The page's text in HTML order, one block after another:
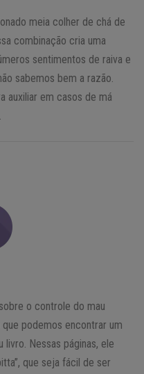
meia colher de chá de
combinação cria uma
sentimentos de raiva e
sabemos bem a razão.
auxiliar em casos de má
o controle do mau
podemos encontrar um
Nessas páginas, ele
que seja fácil de ser